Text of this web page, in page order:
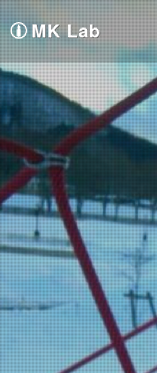
MK Lab